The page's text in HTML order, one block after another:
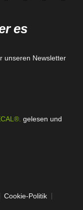
es
unseren Newsletter
gelesen und
Cookie-Politik